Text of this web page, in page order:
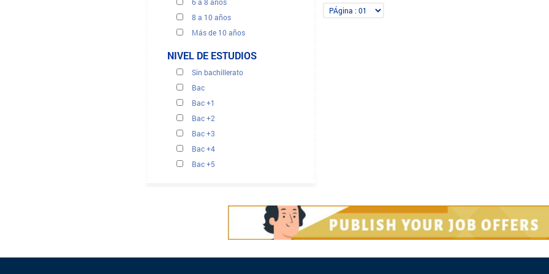
8 a 10 años
Más de 10 años
NIVEL DE ESTUDIOS
Sin bachillerato
Bac
Bac +1
Bac +2
Bac +3
Bac +4
Bac +5